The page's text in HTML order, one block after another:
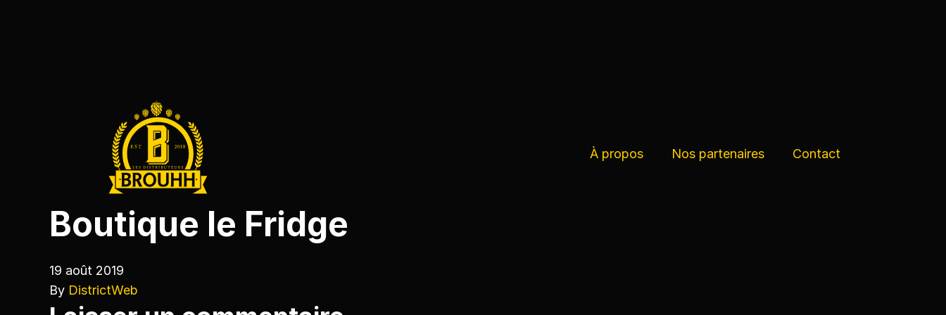
À propos Nos partenaires Contact
Boutique le Fridge
19 août 2019
By DistrictWeb